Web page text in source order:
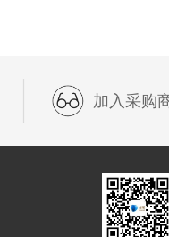
加入采购